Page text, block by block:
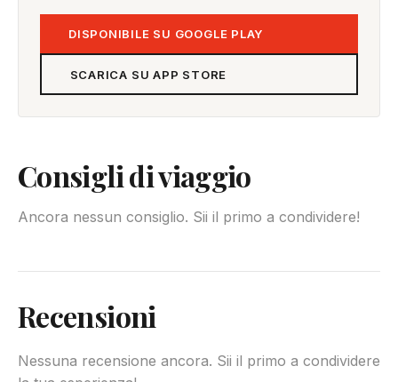
DISPONIBILE SU GOOGLE PLAY
SCARICA SU APP STORE
Consigli di viaggio
Ancora nessun consiglio. Sii il primo a condividere!
Recensioni
Nessuna recensione ancora. Sii il primo a condividere